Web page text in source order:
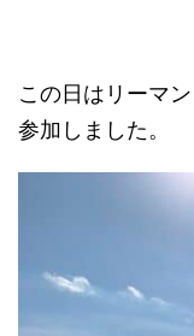
この日はリーマ
参加しました。